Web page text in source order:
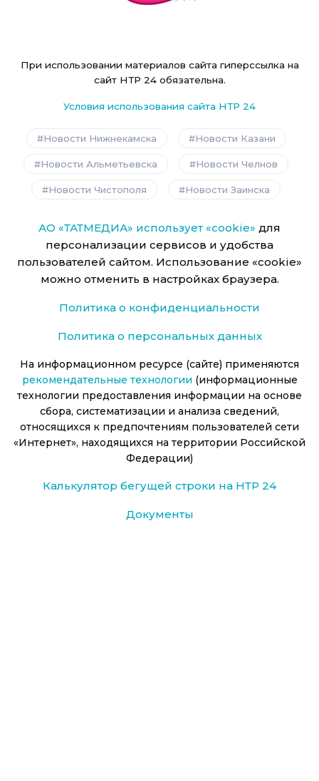
При использовании материалов сайта гиперссылка на
сайт НТР 24 обязательна.
Условия использования сайта НТР 24
Новости Нижнекамска Новости Казани
Новости Альметьевска Новости Челнов
Новости Чистополя Новости Заинска
АО «ТАТМЕДИА» использует «cookie» для
персонализации сервисов и удобства
пользователей сайтом. Использование «cookie»
можно отменить в настройках браузера.
Политика о конфиденциальности
Политика о персональных данных
На информационном ресурсе (сайте) применяются
рекомендательные технологии (информационные
технологии предоставления информации на основе
сбора, систематизации и анализа сведений,
относящихся к предпочтениям пользователей сети
«Интернет», находящихся на территории Российской
Федерации)
Калькулятор бегущей строки на НТР 24
Документы